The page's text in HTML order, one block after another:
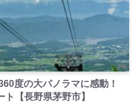
PR
度の大パノラマに感動！
【長野県茅野市】